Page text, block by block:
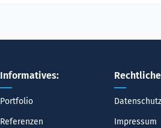
Informatives:
Portfolio
Referenzen
Impressum